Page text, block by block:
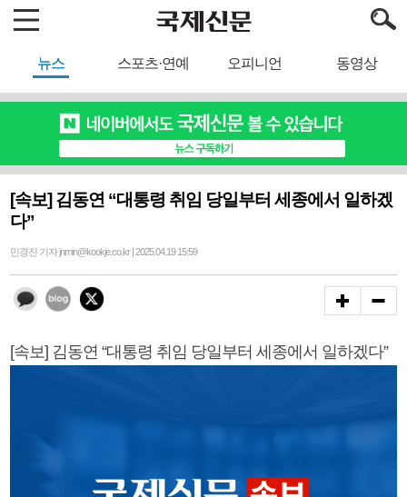
뉴스 스포츠·연예 오피니언 동영상
[속보] 김동연 “대통령 취임 당일부터 세종에서 일하겠
다”
민경진 기자 jnmin@kookje.co.kr | 2025.04.19 15:59
[속보] 김동연 “대통령 취임 당일부터 세종에서 일하겠다”